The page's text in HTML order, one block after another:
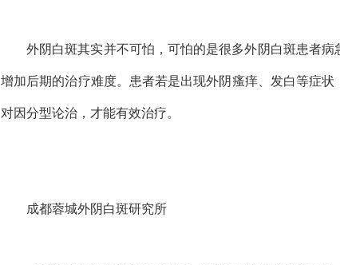
外阴白斑其实并不可怕，可怕的是很多外阴白斑患者
增加后期的治疗难度。患者若是出现外阴瘙痒、发白等症
对因分型论治，才能有效治疗。
成都蓉城外阴白斑研究所